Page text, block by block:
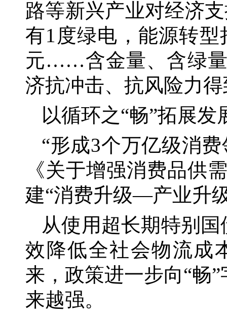
路等新兴产业对经济
有1度绿电，能源转
元……含金量、含绿量
济抗冲击、抗风险力
以循环之“畅”拓展
“形成3个万亿级消
《关于增强消费品供
建“消费升级—产业升
从使用超长期特别国
效降低全社会物流
来，政策进一步向“畅
来越强。